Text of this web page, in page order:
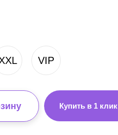
VIP
Купить в 1 клик